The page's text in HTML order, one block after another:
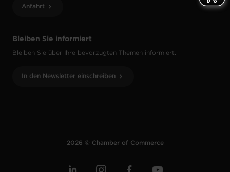
Bleiben Sie informiert
Bleiben Sie über Ihre bevorzugten Themen informiert.
In den Newsletter einschreiben
Anfahrt
2026 © Chamber of Commerce